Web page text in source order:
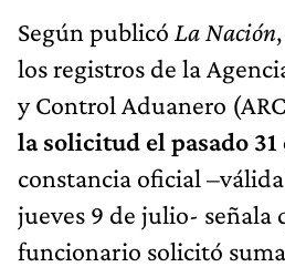
Según publicó La Nación
los registros de la
y Control Aduanero
la solicitud el pasado 31
constancia oficial
jueves 9 de julio- señala
funcionario solicitó